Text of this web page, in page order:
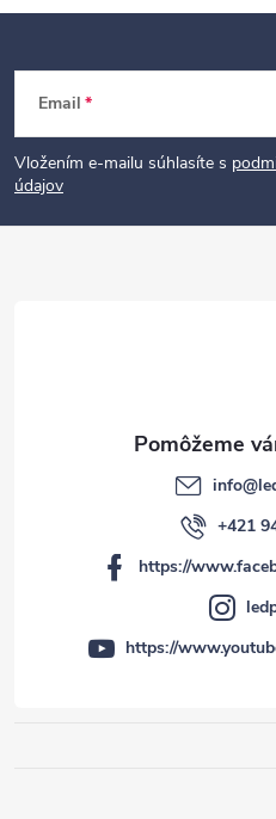
t
Email
Vložením e-mailu súhlasíte s
údajov
info@
+421
https://
https://